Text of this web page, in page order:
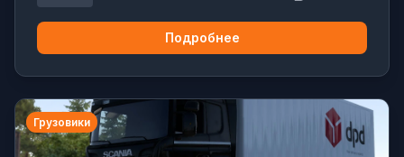
Подробнее
Грузовики